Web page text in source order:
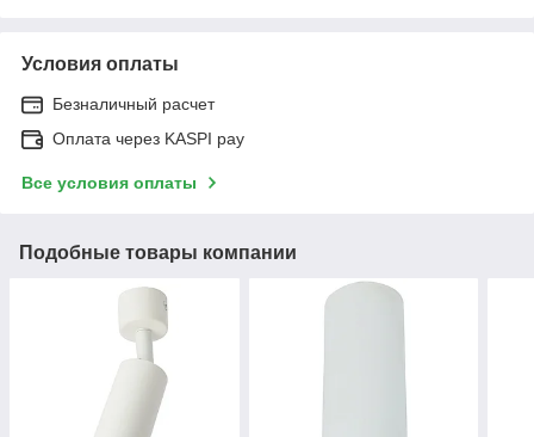
Условия оплаты
Безналичный расчет
Оплата через KASPI pay
Все условия оплаты
Подобные товары компании